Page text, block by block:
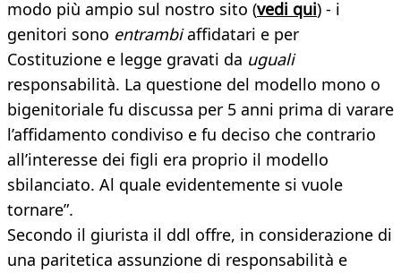
modo più ampio sul nostro sito (vedi qui) - i
genitori sono entrambiaffidatari e per
Costituzione e legge gravati da uguali
responsabilità. La questione del modello mono o
bigenitoriale fu discussa per 5 anni prima di varare
l’affidamento condiviso e fu deciso che contrario
all’interesse dei figli era proprio il modello
sbilanciato. Al quale evidentemente si vuole
tornare”.
Secondo il giurista il ddl offre, in considerazione di
una paritetica assunzione di responsabilità e